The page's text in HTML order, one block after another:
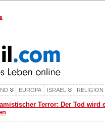
EUROPA ISRAEL RELIGION
Terror: Der Tod wird